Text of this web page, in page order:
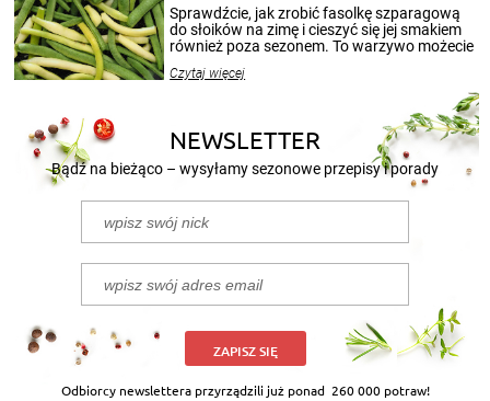
patenty, które pozwolą zachować świeżość
przetworów.
Sprawdźcie, jak zrobić fasolkę szparagową
do słoików na zimę i cieszyć się jej smakiem
również poza sezonem. To warzywo możecie
nasze propozycje!
Czytaj więcej
NEWSLETTER
Bądź na bieżąco – wysyłamy sezonowe przepisy i porady
ZAPISZ SIĘ
Odbiorcy newslettera przyrządzili już ponad 260 000 potraw!